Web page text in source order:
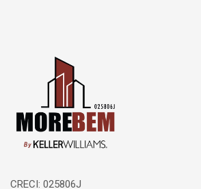
Página inicial
CRECI: 025806J